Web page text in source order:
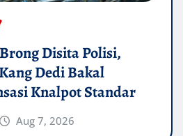
Disita Polisi,
Dedi Bakal
Knalpot Standar
Aug 7, 2026